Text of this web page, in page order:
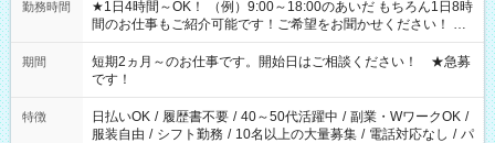
勤務時間
★1日4時間～OK！ （例）9:00～18:00のあいだ もちろん1日8時
間のお仕事もご紹介可能です！ご希望をお聞かせください！ ★
家庭の都合でお休みが必要な場合も遠慮なくご相談ください。
※週最低15時間以上の勤務が必要です
期間
短期2ヵ月～のお仕事です。開始日はご相談ください！ ★急募
です！
特徴 日払いOK / 履歴書不要 / 40～50代活躍中 / 副業・WワークOK /
服装自由 / シフト勤務 / 10名以上の大量募集 / 電話対応なし / パ